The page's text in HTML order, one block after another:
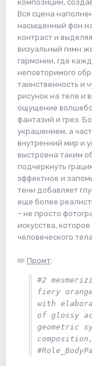
композиции,
Вся сцена
насыщенный фон
контраст и
визуальный гимн
гармонии, где
неповторимого
таинственность и
рисунок на теле и
ощущение
фантазий и грез.
украшением, а
внутренний мир и
выстроена таким
подчеркнуть
эффектное и
тени добавляет
еще более
– не просто
искусства,
человеческого
✏️ Промт:
#2
fiery
with
of glossy
geometric